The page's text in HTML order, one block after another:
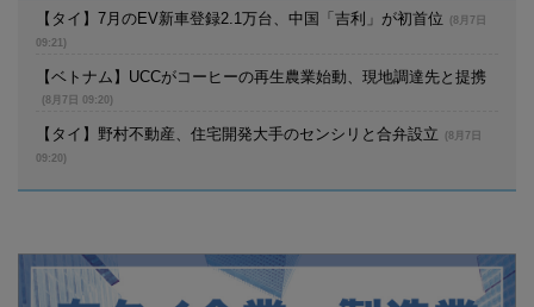
【タイ】7月のEV新車登録2.1万台、中国「吉利」が初首位
(8月7日
09:21)
【ベトナム】UCCがコーヒーの再生農業始動、現地調達先と提携
(8月7日 09:20)
【タイ】野村不動産、住宅開発大手のセンシリと合弁設立
(8月7日
09:20)